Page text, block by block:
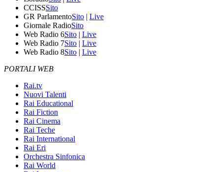
CCISSSito
GR ParlamentoSito | Live
Giornale RadioSito
Web Radio 6Sito | Live
Web Radio 7Sito | Live
Web Radio 8Sito | Live
PORTALI WEB
Rai.tv
Nuovi Talenti
Rai Educational
Rai Fiction
Rai Cinema
Rai Teche
Rai International
Rai Eri
Orchestra Sinfonica
Rai World